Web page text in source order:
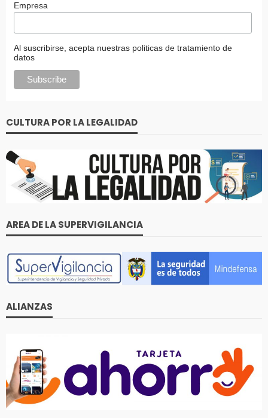
Empresa
Al suscribirse, acepta nuestras politicas de tratamiento de
datos
CULTURA POR LA LEGALIDAD
AREA DE LA SUPERVIGILANCIA
ALIANZAS